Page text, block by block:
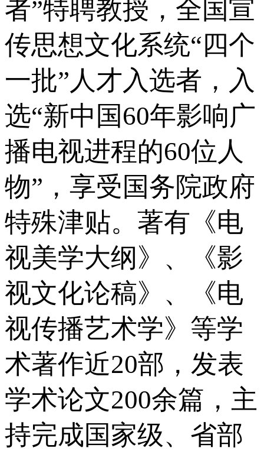
者”特聘教授，全国宣
传思想文化系统“四个
一批”人才入选者，入
选“新中国60年影响广
播电视进程的60位人
物”，享受国务院政府
特殊津贴。著有《电
视美学大纲》、《影
视文化论稿》、《电
视传播艺术学》等学
术著作近20部，发表
学术论文200余篇，主
持完成国家级、省部